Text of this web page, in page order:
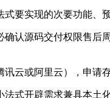
实现的次要功能、预
源码交付权限售后周
或阿里云），申请存
开辟需求兼具本土化